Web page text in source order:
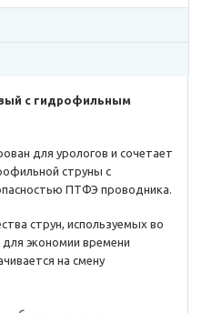
с гидрофильным
для урологов и сочетает
струны с
ПТФЭ проводника.
струн, используемых во
экономии времени
на смену